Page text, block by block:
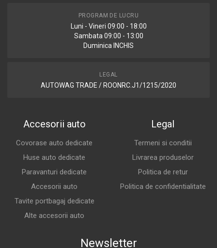
PROGRAM DE LUCRU
Luni - Vineri 09:00 - 18:00
Sambata 09:00 - 13:00
Duminica INCHIS
LEGAL
AUTOWAG TRADE / ROONRC.J1/1215/2020
Accesorii auto
Covorase auto dedicate
Huse auto dedicate
Paravanturi dedicate
Accesorii auto
Tavite portbagaj dedicate
Alte accesorii auto
Legal
Termeni si conditii
Livrarea produselor
Politica de retur
Politica de confidentialitate
Newsletter